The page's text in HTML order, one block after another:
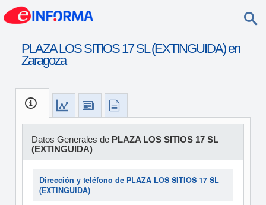
PLAZA LOS SITIOS 17 SL (EXTINGUIDA) en
Zaragoza
Datos Generales de PLAZA LOS SITIOS 17 SL
(EXTINGUIDA)
Dirección y teléfono de PLAZA LOS SITIOS 17 SL
(EXTINGUIDA)